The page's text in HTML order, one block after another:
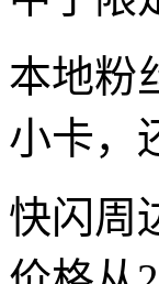
本地粉
小卡，
快闪周